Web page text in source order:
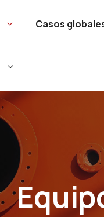
Casos